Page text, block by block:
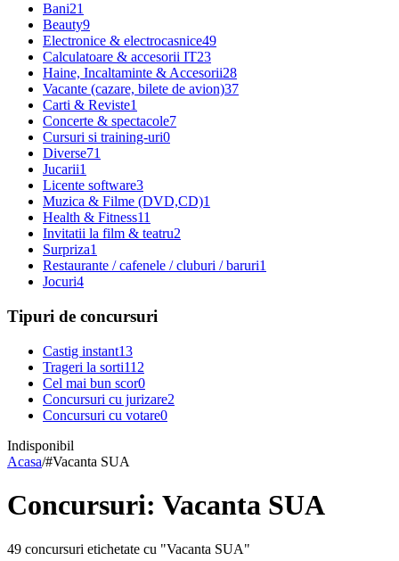
Bani21
Beauty9
Electronice & electrocasnice49
Calculatoare & accesorii IT23
Haine, Incaltaminte & Accesorii28
Vacante (cazare, bilete de avion)37
Carti & Reviste1
Concerte & spectacole7
Cursuri si training-uri0
Diverse71
Jucarii1
Licente software3
Muzica & Filme (DVD,CD)1
Health & Fitness11
Invitatii la film & teatru2
Surpriza1
Restaurante / cafenele / cluburi / baruri1
Jocuri4
Tipuri de concursuri
Castig instant13
Trageri la sorti112
Cel mai bun scor0
Concursuri cu jurizare2
Concursuri cu votare0
Indisponibil
Acasa/#Vacanta SUA
Concursuri: Vacanta SUA
49 concursuri etichetate cu "Vacanta SUA"